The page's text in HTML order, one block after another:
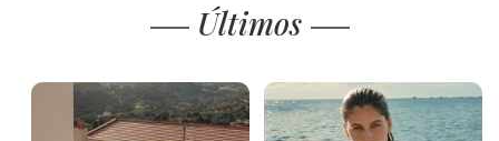
Últimos